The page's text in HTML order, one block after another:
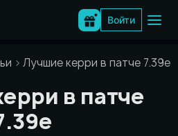
Войти
Лучшие керри в патче 7.39e
в патче